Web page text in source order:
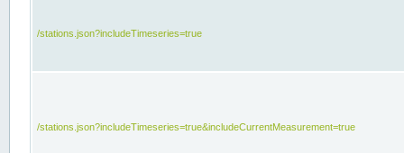
/stations.json?includeTimeseries=true
/stations.json?includeTimeseries=true&includeCurrentMeasurement=true